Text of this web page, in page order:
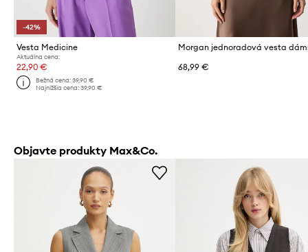
-42%
Vesta Medicine
Aktuálna cena:
22,90 €
Bežná cena:39,90 €
Najnižšia cena:39,90 €
68,99 €
Objavte produkty Max&Co.